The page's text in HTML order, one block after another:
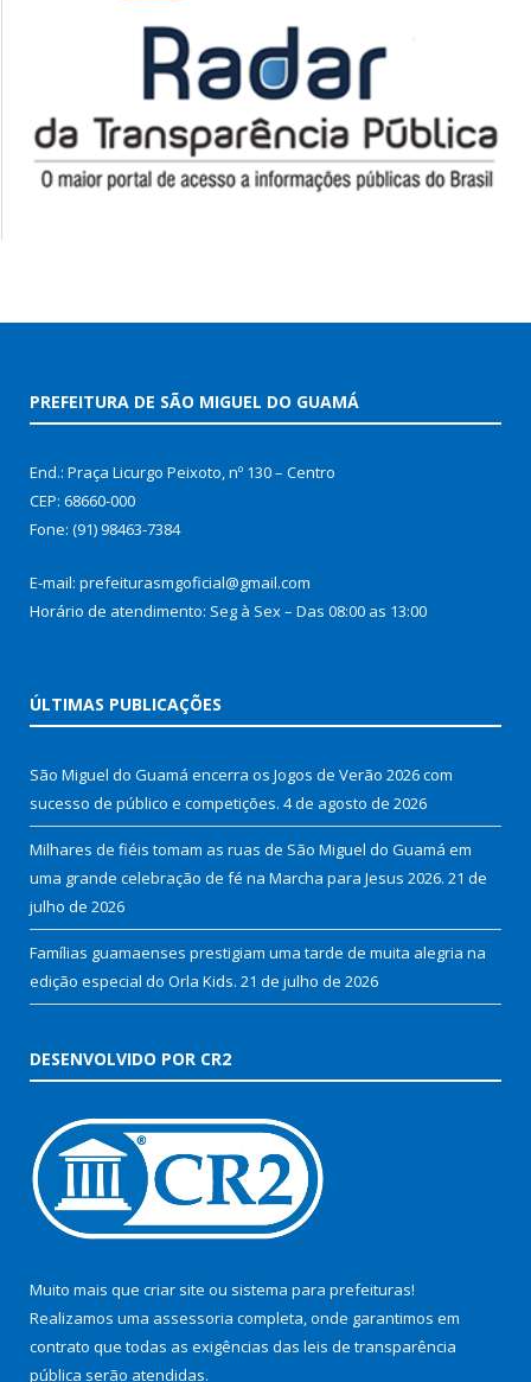
PREFEITURA DE SÃO MIGUEL DO GUAMÁ
End.: Praça Licurgo Peixoto, nº 130 – Centro
CEP: 68660-000
Fone: (91) 98463-7384
E-mail: prefeiturasmgoficial@gmail.com
Horário de atendimento: Seg à Sex – Das 08:00 as 13:00
ÚLTIMAS PUBLICAÇÕES
São Miguel do Guamá encerra os Jogos de Verão 2026 com
sucesso de público e competições. 4 de agosto de 2026
Milhares de fiéis tomam as ruas de São Miguel do Guamá em
uma grande celebração de fé na Marcha para Jesus 2026. 21 de
julho de 2026
Famílias guamaenses prestigiam uma tarde de muita alegria na
edição especial do Orla Kids. 21 de julho de 2026
DESENVOLVIDO POR CR2
Muito mais que criar site ou sistema para prefeituras!
Realizamos uma assessoria completa, onde garantimos em
contrato que todas as exigências das leis de transparência
pública serão atendidas.